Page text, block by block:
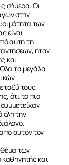
σήμερα. Οι
στην
των
είναι
αυτή τη
ήταν
και
Όλα τα μεγάλα
τους,
ότι το πιο
όλη την
αυτόν τον
θέμα των
καθηγητής και